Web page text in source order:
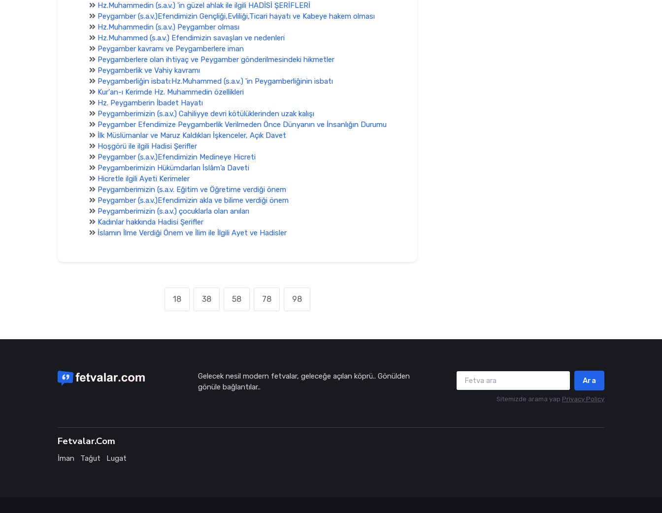
Hz.Muhammedin (s.a.v.) 'in güzel ahlak ile ilgili HADİSİ ŞERİFLERİ
Peygamber (s.a.v.)Efendimizin Gençliği,Evliliği,Ticari hayatı ve Kabeye hakem olması
Hz.Muhammedin (s.a.v.) Peygamber olması
Hz.Muhammed (s.a.v.) Efendimizin savaşları ve nedenleri
Peygamber kavramı ve Peygamberlere iman
Peygamberlere olan ihtiyaç ve Peygamber gönderilmesindeki hikmetler
Peygamberlik ve Vahiy kavramı
Peygamberliğin isbatı:Hz.Muhammed (s.a.v.) 'in Peygamberliğinin isbatı
Kur'an-ı Kerimde Hz. Muhammedin özellikleri
Hz. Peygamberin İbadet Hayatı
Peygamberimizin (s.a.v.) Cahiliyye devri kötülüklerinden uzak kalışı
Peygamber Efendimize Peygamberlik Verilmeden Önce Dünyanın ve İnsanlığın Durumu
İlk Müslümanlar ve Maruz Kaldıkları İşkenceler, Açık Davet
Hoşgörü ile ilgili Hadisi Şerifler
Peygamber (s.a.v.)Efendimizin Medineye Hicreti
Peygamberimizin Hükümdarları İslâm’a Daveti
Hicretle ilgili Ayeti Kerimeler
Peygamberimizin (s.a.v. Eğitim ve Öğretime verdiği önem
Peygamber (s.a.v.)Efendimizin akla ve bilime verdiği önem
Peygamberimizin (s.a.v.) çocuklarla olan anıları
Kadınlar hakkında Hadisi Şerifler
İslamın İlme Verdiği Önem ve İlim ile İlgili Ayet ve Hadisler
18 38 58 78 98
Gelecek nesil modern fetvalar, geleceğe açılan köprü.. Gönülden
gönüle bağlantılar..
Ara
Sitemizde arama yap Privacy Policy
Fetvalar.Com
İman Tağut Lugat